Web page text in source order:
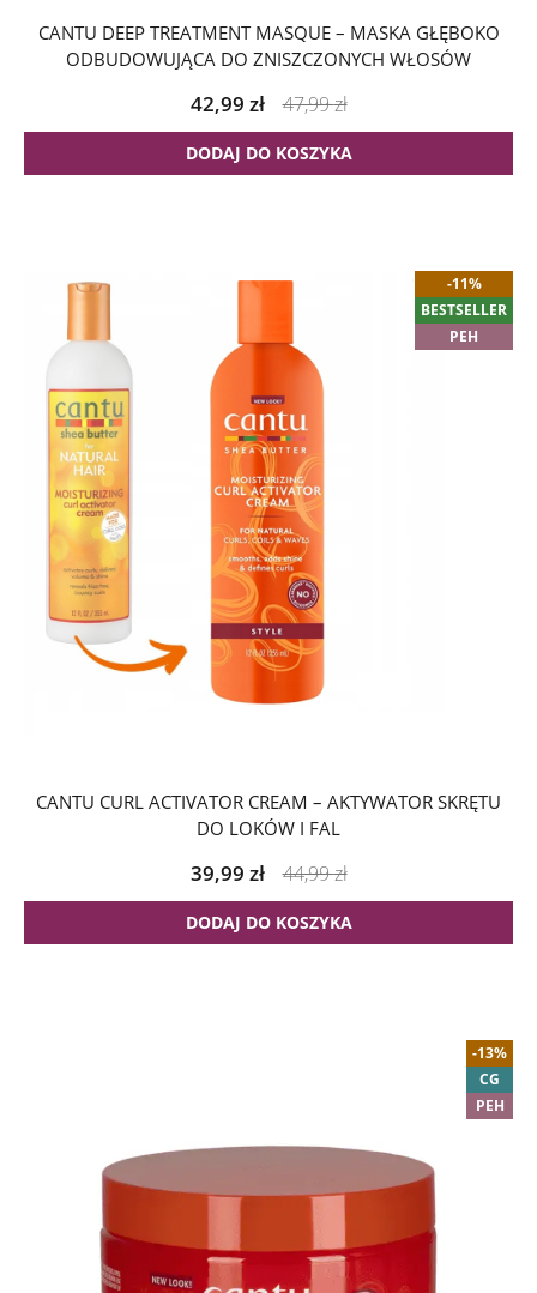
CANTU DEEP TREATMENT MASQUE – MASKA GŁĘBOKO
ODBUDOWUJĄCA DO ZNISZCZONYCH WŁOSÓW
42,99 zł 47,99zł
DODAJ DO KOSZYKA
-11%
BESTSELLER
PEH
CANTU CURL ACTIVATOR CREAM – AKTYWATOR SKRĘTU
DO LOKÓW I FAL
39,99 zł 44,99zł
DODAJ DO KOSZYKA
-13%
CG
PEH